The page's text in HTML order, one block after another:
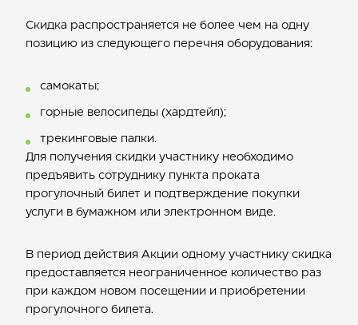
Скидка распространяется не более чем на одну
позицию из следующего перечня оборудования:
самокаты;
горные велосипеды (хардтейл);
трекинговые палки.
Для получения скидки участнику необходимо
предъявить сотруднику пункта проката
прогулочный билет и подтверждение покупки
услуги в бумажном или электронном виде.
В период действия Акции одному участнику скидка
предоставляется неограниченное количество раз
при каждом новом посещении и приобретении
прогулочного билета.